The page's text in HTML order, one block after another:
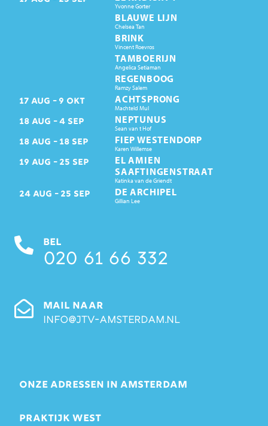
Yvonne Gorter
BLAUWE LIJN
Chelsea Tan
BRINK
Vincent Roevros
TAMBOERIJN
Angelica Setiaman
REGENBOOG
Ramzy Salem
17 AUG 9 OKT ACHTSPRONG
Machteld Mul
18 AUG 4 SEP NEPTUNUS
Sean van t Hof
18 AUG 18 SEP FIEP WESTENDORP
Karen Willemse
19 AUG 25 SEP
EL AMIEN
SAAFTINGENSTRAAT
Katinka van de Griendt
24 AUG 25 SEP DE ARCHIPEL
Gillian Lee
BEL
020 61 66 332
MAIL NAAR
info@jtv-amsterdam.nl
ONZE ADRESSEN IN AMSTERDAM
PRAKTIJK WEST